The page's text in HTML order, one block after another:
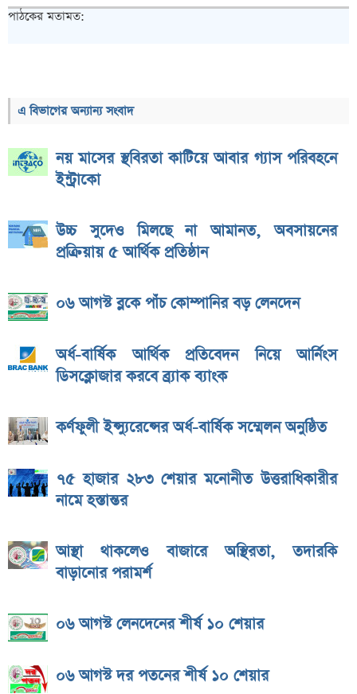
পাঠকের মতামত:
এ বিভাগের অন্যান্য সংবাদ
নয় মাসের স্থবিরতা কাটিয়ে আবার গ্যাস পরিবহনে
ইন্ট্রাকো
উচ্চ সুদেও মিলছে না আমানত, অবসায়নের
প্রক্রিয়ায় ৫ আর্থিক প্রতিষ্ঠান
০৬ আগস্ট ব্লকে পাঁচ কোম্পানির বড় লেনদেন
অর্ধ-বার্ষিক আর্থিক প্রতিবেদন নিয়ে আর্নিংস
ডিসক্লোজার করবে ব্র্যাক ব্যাংক
কর্ণফুলী ইন্স্যুরেন্সের অর্ধ-বার্ষিক সম্মেলন অনুষ্ঠিত
৭৫ হাজার ২৮৩ শেয়ার মনোনীত উত্তরাধিকারীর
নামে হস্তান্তর
আস্থা থাকলেও বাজারে অস্থিরতা, তদারকি
বাড়ানোর পরামর্শ
০৬ আগস্ট লেনদেনের শীর্ষ ১০ শেয়ার
০৬ আগস্ট দর পতনের শীর্ষ ১০ শেয়ার